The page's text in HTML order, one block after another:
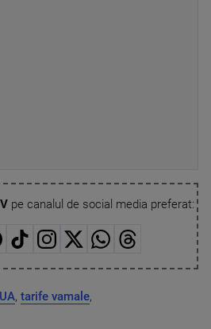
pe canalul de social media preferat:
, tarife vamale,